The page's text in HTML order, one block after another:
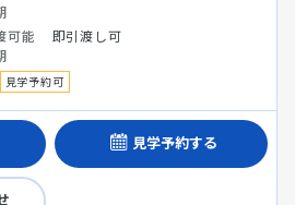
可能
即引渡し可
見学予約可
見学予約する